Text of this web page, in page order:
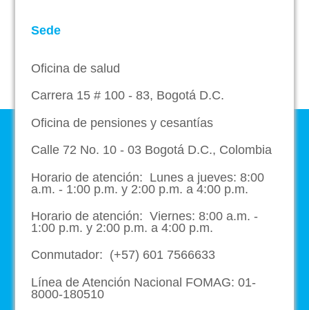
Sede
Oficina de salud
Carrera 15 # 100 - 83, Bogotá D.C.
Oficina de pensiones y cesantías
Calle 72 No. 10 - 03 Bogotá D.C., Colombia
Horario de atención: Lunes a jueves: 8:00
a.m. - 1:00 p.m. y 2:00 p.m. a 4:00 p.m.
Horario de atención: Viernes: 8:00 a.m. -
1:00 p.m. y 2:00 p.m. a 4:00 p.m.
Conmutador: (+57) 601 7566633
Línea de Atención Nacional FOMAG: 01-
8000-180510